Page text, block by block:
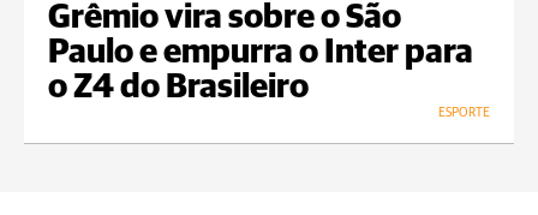
Grêmio vira sobre o São
Paulo e empurra o Inter para
o Z4 do Brasileiro
ESPORTE